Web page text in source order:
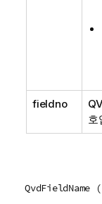
fieldno
호